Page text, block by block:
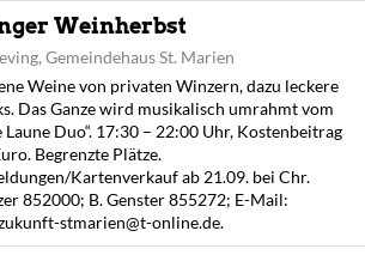
Weinherbst
Gemeindehaus St. Marien
Weine von privaten Winzern, dazu leckere
Das Ganze wird musikalisch umrahmt vom
Laune Duo“. 17:30 – 22:00 Uhr, Kostenbeitrag
Begrenzte Plätze.
Kartenverkauf ab 21.09. bei Chr.
852000; B. Genster 855272; E-Mail:
stmarien@t-online.de.